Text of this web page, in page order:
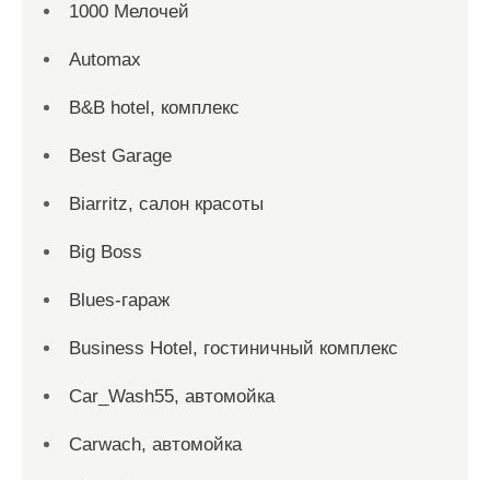
1000 Мелочей
Automax
B&B hotel, комплекс
Best Garage
Biarritz, салон красоты
Big Boss
Blues-гараж
Business Hotel, гостиничный комплекс
Car_Wash55, автомойка
Carwach, автомойка